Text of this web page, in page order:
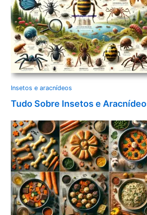
Insetos e aracnídeos
Tudo Sobre Insetos e